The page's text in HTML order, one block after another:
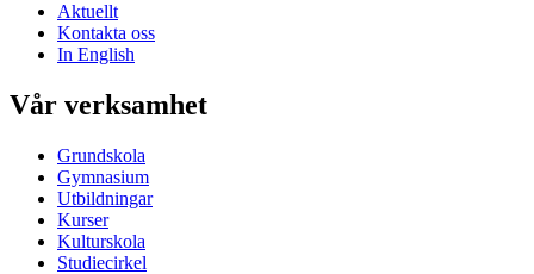
Aktuellt
Kontakta oss
In English
Vår verksamhet
Grundskola
Gymnasium
Utbildningar
Kurser
Kulturskola
Studiecirkel